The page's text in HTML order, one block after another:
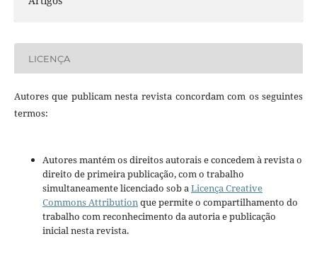
LICENÇA
Autores que publicam nesta revista concordam com os seguintes
termos:
Autores mantém os direitos autorais e concedem à revista o
direito de primeira publicação, com o trabalho
simultaneamente licenciado sob aLicença Creative
Commons Attributionque permite o compartilhamento do
trabalho com reconhecimento da autoria e publicação
inicial nesta revista.